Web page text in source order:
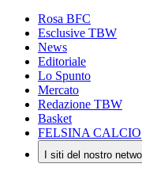
Rosa BFC
Esclusive TBW
News
Editoriale
Lo Spunto
Mercato
Redazione TBW
Basket
FELSINA CALCIO
I siti del nostro